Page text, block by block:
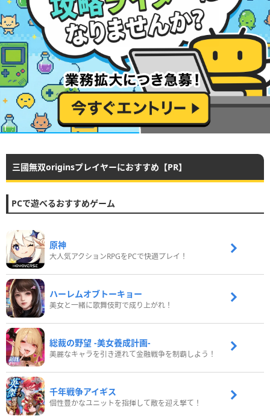
三國無双originsプレイヤーにおすすめ【PR】
PCで遊べるおすすめゲーム
原神
大人気アクションRPGをPCで快適プレイ！
ハーレムオブトーキョー
美女と一緒に歌舞伎町で成り上がれ！
総裁の野望 -美女養成計画-
美麗なキャラを引き連れて金融戦争を制覇しよう！
千年戦争アイギス
個性豊かなユニットを指揮して敵を迎え撃て！